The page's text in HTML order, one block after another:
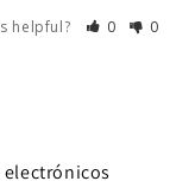
helpful? 0 0